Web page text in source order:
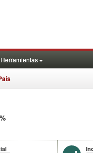
Herramientas
%